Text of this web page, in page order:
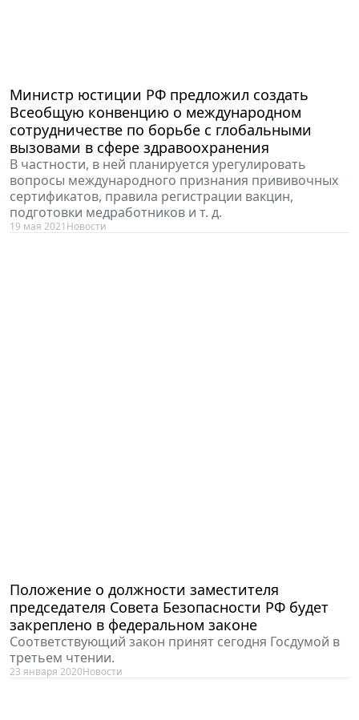
Министр юстиции РФ предложил создать
Всеобщую конвенцию о международном
сотрудничестве по борьбе с глобальными
вызовами в сфере здравоохранения
В частности, в ней планируется урегулировать
вопросы международного признания прививочных
сертификатов, правила регистрации вакцин,
подготовки медработников и т. д.
19 мая 2021 Новости
Положение о должности заместителя
председателя Совета Безопасности РФ будет
закреплено в федеральном законе
Соответствующий закон принят сегодня Госдумой в
третьем чтении.
23 января 2020Новости